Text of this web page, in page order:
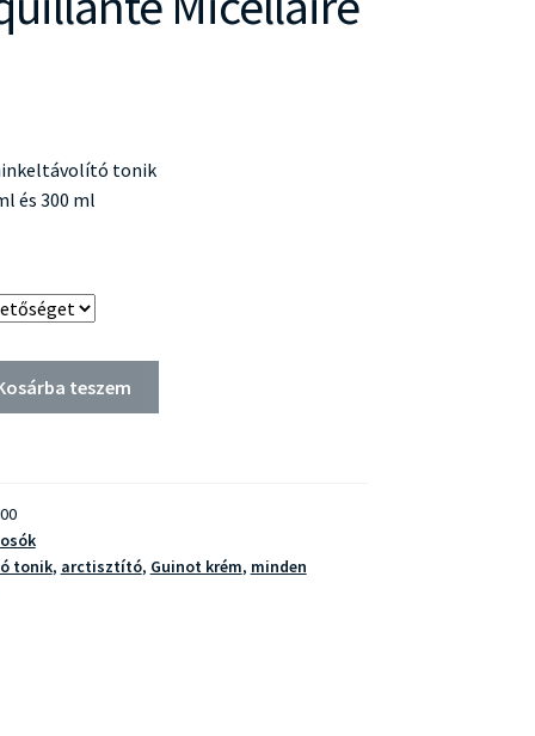
tonik
és 300 ml
teszem
tonik, arctisztító, Guinot krém, minden